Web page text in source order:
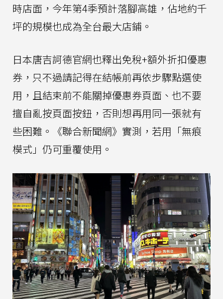
時店面，今年第4季預計落腳高雄，佔地約千
坪的規模也成為全台最大店鋪。
日本唐吉訶德官網也釋出免稅+額外折扣優惠
券，只不過請記得在結帳前再依步驟點選使
用，且結束前不能關掉優惠券頁面、也不要
擅自亂按頁面按鈕，否則想再用同一張就有
些困難。《聯合新聞網》實測，若用「無痕
模式」仍可重覆使用。